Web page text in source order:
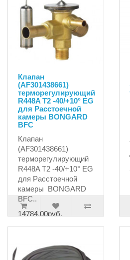
Клапан
(AF301438661)
терморегулирующий
R448A T2 -40/+10° EG
для Расстоечной
камеры BONGARD
BFC
Клапан
(AF301438661)
терморегулирующий
R448A T2 -40/+10° EG
для Расстоечной
камеры BONGARD
BFC..
14784.00руб.